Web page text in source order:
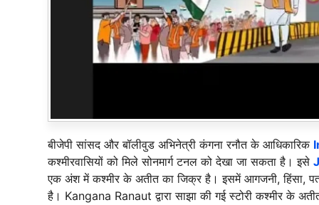
बीजेपी सांसद और बॉलीवुड अभिनेत्री कंगना रनौत के आधिकारिक
कश्मीरवासियों को मिले सोनमार्ग टनल को देखा जा सकता है। इसे
एक अंश में कश्मीर के अतीत का जिक्र है। इसमें आगजनी, हिंसा,
है। Kangana Ranaut द्वारा साझा की गई स्टोरी कश्मीर के